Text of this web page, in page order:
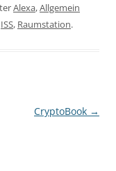
Alexa,Allgemein
ISS, Raumstation.
CryptoBook →